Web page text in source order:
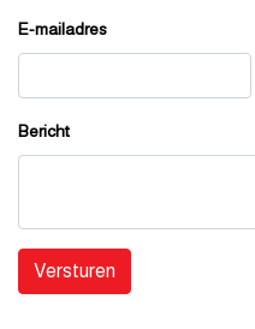
E-mailadres
Bericht
Versturen